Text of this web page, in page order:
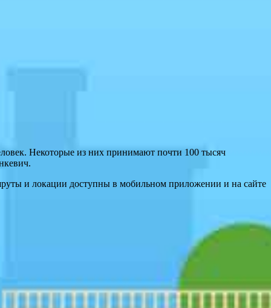
Некоторые из них принимают почти 100 тысяч
и локации доступны в мобильном приложении и на сайте